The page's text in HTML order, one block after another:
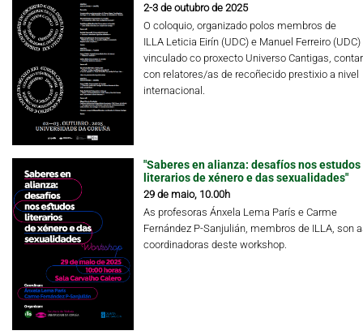
2-3 de outubro de 2025
O coloquio, organizado polos membros de
ILLA Leticia Eirín (UDC) e Manuel Ferreiro (UDC)
vinculado co proxecto Universo Cantigas,
con relatores/as de recoñecido prestixio a nivel
internacional.
"Saberes en alianza: desafíos nos estudos
literarios de xénero e das sexualidades"
29 de maio, 10.00h
As profesoras Ánxela Lema París e Carme
Fernández P-Sanjulián, membros de ILLA, son
coordinadoras deste workshop.